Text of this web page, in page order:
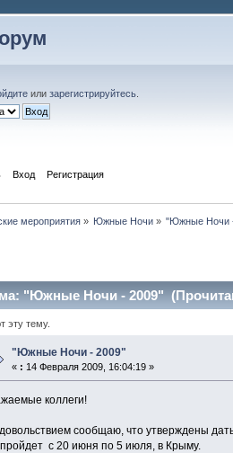
илизарегистрируйтесь
Вход Регистрация
мероприятия» Южные Ночи » "Южные Ночи
"Южные Ночи - 2009"
эту тему.
"Южные Ночи - 2009"
« : 14 Февраля 2009, 16:04:19 »
коллеги!
сообщаю, что утверждены
с 20 июня по 5 июля, в Крыму.